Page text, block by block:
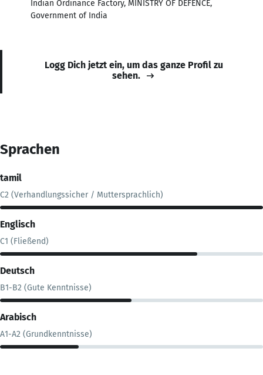
Indian Ordinance Factory, MINISTRY OF DEFENCE,
Government of India
Logg Dich jetzt ein, um das ganze Profil zu
sehen.
Sprachen
tamil
C2 (Verhandlungssicher / Muttersprachlich)
Englisch
C1 (Fließend)
Deutsch
B1-B2 (Gute Kenntnisse)
Arabisch
A1-A2 (Grundkenntnisse)